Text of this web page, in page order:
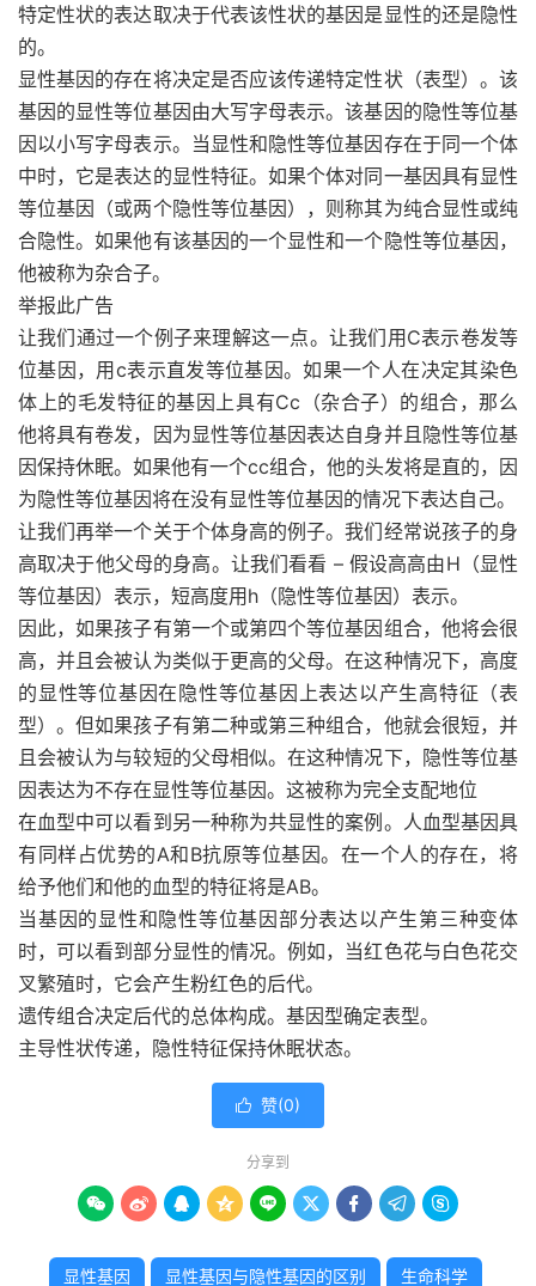
特定性状的表达取决于代表该性状的基因是显性的还是隐性
的。
显性基因的存在将决定是否应该传递特定性状（表型）。该
基因的显性等位基因由大写字母表示。该基因的隐性等位基
因以小写字母表示。当显性和隐性等位基因存在于同一个体
中时，它是表达的显性特征。如果个体对同一基因具有显性
等位基因（或两个隐性等位基因），则称其为纯合显性或纯
合隐性。如果他有该基因的一个显性和一个隐性等位基因，
他被称为杂合子。
举报此广告
让我们通过一个例子来理解这一点。让我们用C表示卷发等
位基因，用c表示直发等位基因。如果一个人在决定其染色
体上的毛发特征的基因上具有Cc（杂合子）的组合，那么
他将具有卷发，因为显性等位基因表达自身并且隐性等位基
因保持休眠。如果他有一个cc组合，他的头发将是直的，因
为隐性等位基因将在没有显性等位基因的情况下表达自己。
让我们再举一个关于个体身高的例子。我们经常说孩子的身
高取决于他父母的身高。让我们看看 – 假设高高由H（显性
等位基因）表示，短高度用h（隐性等位基因）表示。
因此，如果孩子有第一个或第四个等位基因组合，他将会很
高，并且会被认为类似于更高的父母。在这种情况下，高度
的显性等位基因在隐性等位基因上表达以产生高特征（表
型）。但如果孩子有第二种或第三种组合，他就会很短，并
且会被认为与较短的父母相似。在这种情况下，隐性等位基
因表达为不存在显性等位基因。这被称为完全支配地位
在血型中可以看到另一种称为共显性的案例。人血型基因具
有同样占优势的A和B抗原等位基因。在一个人的存在，将
给予他们和他的血型的特征将是AB。
当基因的显性和隐性等位基因部分表达以产生第三种变体
时，可以看到部分显性的情况。例如，当红色花与白色花交
叉繁殖时，它会产生粉红色的后代。
遗传组合决定后代的总体构成。基因型确定表型。
主导性状传递，隐性特征保持休眠状态。
 赞(0)
分享到
        
显性基因 显性基因与隐性基因的区别 生命科学